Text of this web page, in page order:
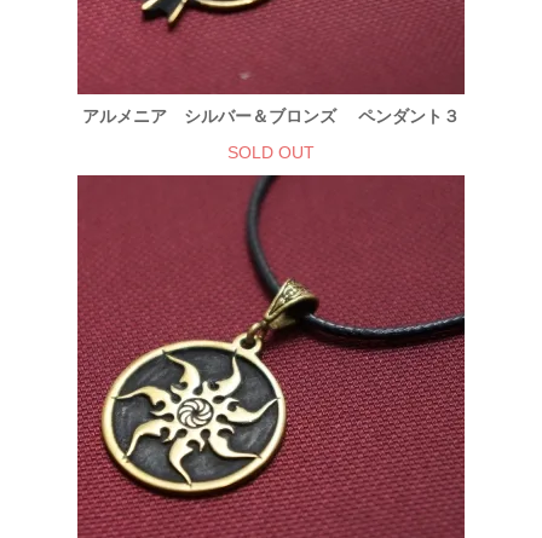
アルメニア シルバー＆ブロンズ ペンダント３
SOLD OUT